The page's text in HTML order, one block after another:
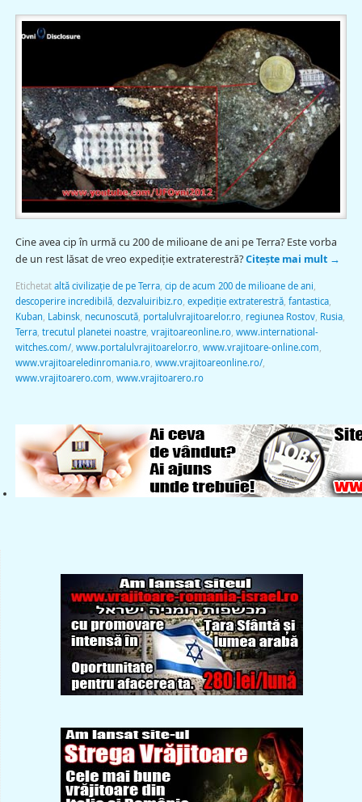
Cine avea cip în urmă cu 200 de milioane de ani pe Terra? Este vorba
de un rest lăsat de vreo expediţie extraterestră?Citește mai mult →
Etichetat altă civilizaţie de pe Terra, cip de acum 200 de milioane de ani
descoperire incredibilă, dezvaluiribiz.ro, expediţie extraterestră, fantastica,
Kuban Labinsk, necunoscută, portalulvrajitoarelor.ro, regiunea Rostov, Rusia,
Terra, trecutul planetei noastre, vrajitoareonline.ro, www.international-
witches.com/, www.portalulvrajitoarelor.ro, www.vrajitoare-online.com
www.vrajitoareledinromania.ro, www.vrajitoareonline.ro/,
www.vrajitoarero.com www.vrajitoarero.ro